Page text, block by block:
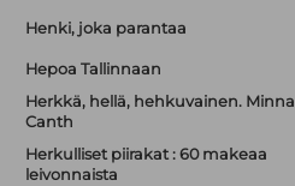
Henki, joka parantaa
Hepoa Tallinnaan
Herkkä, hellä, hehkuvainen. Minna
Canth
Herkulliset piirakat : 60 makeaa
leivonnaista